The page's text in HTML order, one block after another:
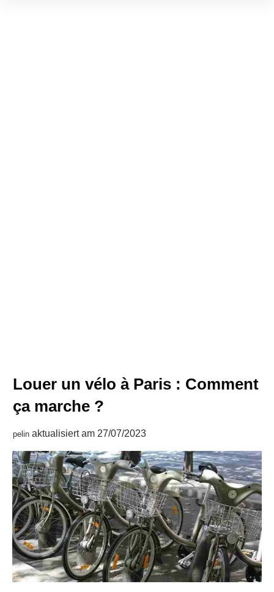
Louer un vélo à Paris : Comment
ça marche ?
pelin aktualisiert am 27/07/2023